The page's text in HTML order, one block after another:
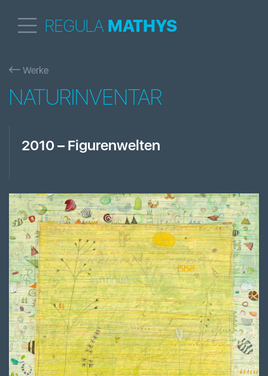
REGULA MATHYS
Werke
NATURINVENTAR
2010– Figurenwelten